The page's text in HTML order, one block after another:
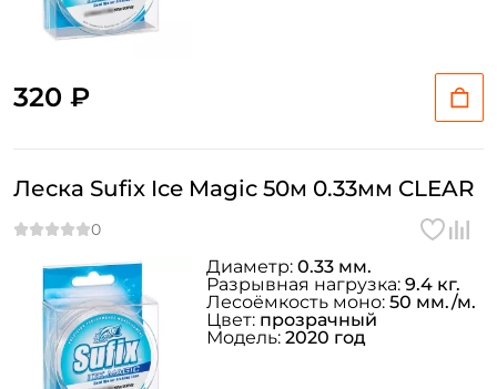
320 ₽
Леска Sufix Ice Magic 50м 0.33мм CLEAR
Диаметр: 0.33 мм.
Разрывная нагрузка: 9.4 кг.
Лесоёмкость моно: 50 мм./м.
Цвет: прозрачный
Модель: 2020 год
ФИО: *
Email: *
Номер телефона: *